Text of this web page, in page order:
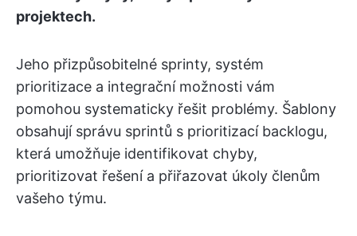
projektech.
Jeho přizpůsobitelné sprinty, systém
prioritizace a integrační možnosti vám
pomohou systematicky řešit problémy. Šablony
obsahují správu sprintů s prioritizací backlogu,
která umožňuje identifikovat chyby,
prioritizovat řešení a přiřazovat úkoly členům
vašeho týmu.